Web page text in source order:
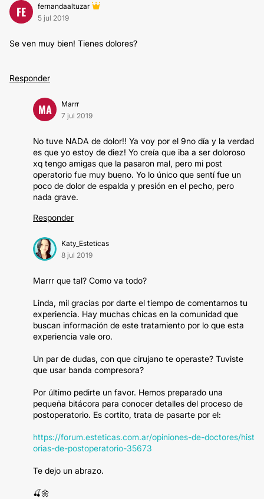
FE
fernandaaltuzar
5 jul 2019
Se ven muy bien! Tienes dolores?
Responder
MA
Marrr
7 jul 2019
No tuve NADA de dolor!! Ya voy por el 9no día y la verdad
es que yo estoy de diez! Yo creía que iba a ser doloroso
xq tengo amigas que la pasaron mal, pero mi post
operatorio fue muy bueno. Yo lo único que sentí fue un
poco de dolor de espalda y presión en el pecho, pero
nada grave.
Responder
Katy_Esteticas
8 jul 2019
Marrr que tal? Como va todo?
Linda, mil gracias por darte el tiempo de comentarnos tu
experiencia. Hay muchas chicas en la comunidad que
buscan información de este tratamiento por lo que esta
experiencia vale oro.
Un par de dudas, con que cirujano te operaste? Tuviste
que usar banda compresora?
Por último pedirte un favor. Hemos preparado una
pequeña bitácora para conocer detalles del proceso de
postoperatorio. Es cortito, trata de pasarte por el:
https://forum.esteticas.com.ar/opiniones-de-doctores/hist
orias-de-postoperatorio-35673
Te dejo un abrazo.
🍒🌼